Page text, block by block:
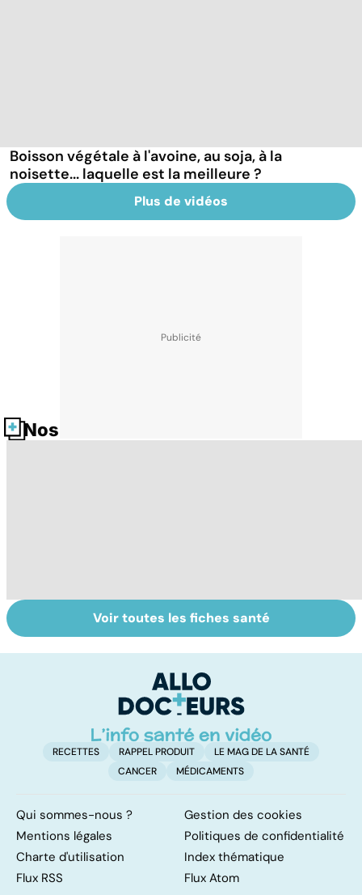
Boisson végétale à l'avoine, au soja, à la
noisette... laquelle est la meilleure ?
Plus de vidéos
Nos fiches santé
Tout savoir sur
les infections
Tout savoir sur
les maux du froid
Voir toutes les fiches santé
RECETTES RAPPEL PRODUIT
LE MAG DE LA SANTÉ
CANCER
MÉDICAMENTS
Qui sommes-nous ?
Gestion des cookies
Mentions légales
Politiques de confidentialité
Charte d'utilisation
Index thématique
Flux RSS
Flux Atom